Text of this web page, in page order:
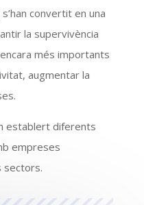
convertit en una
la supervivència
més importants
augmentar la
establert diferents
empreses
sectors.